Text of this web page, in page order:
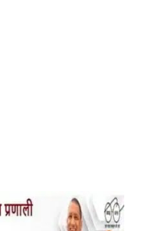
ने किया सील